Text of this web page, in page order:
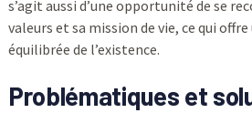
s’agit aussi d’une opportunité de se
valeurs et sa mission de vie, ce qui
équilibrée de l’existence.
Problématiques et